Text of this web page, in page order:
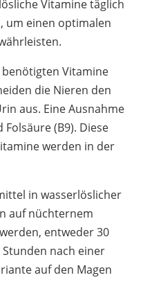
Vitamine täglich
um einen optimalen
Vitamine
die Nieren den
aus. Eine Ausnahme
(B9). Diese
werden in der
in wasserlöslicher
auf nüchternem
entweder 30
nach einer
auf den Magen